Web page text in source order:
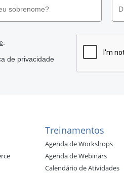
.
de privacidade
Treinamentos
Agenda de Workshops
Agenda de Webinars
Calendário de Atividades